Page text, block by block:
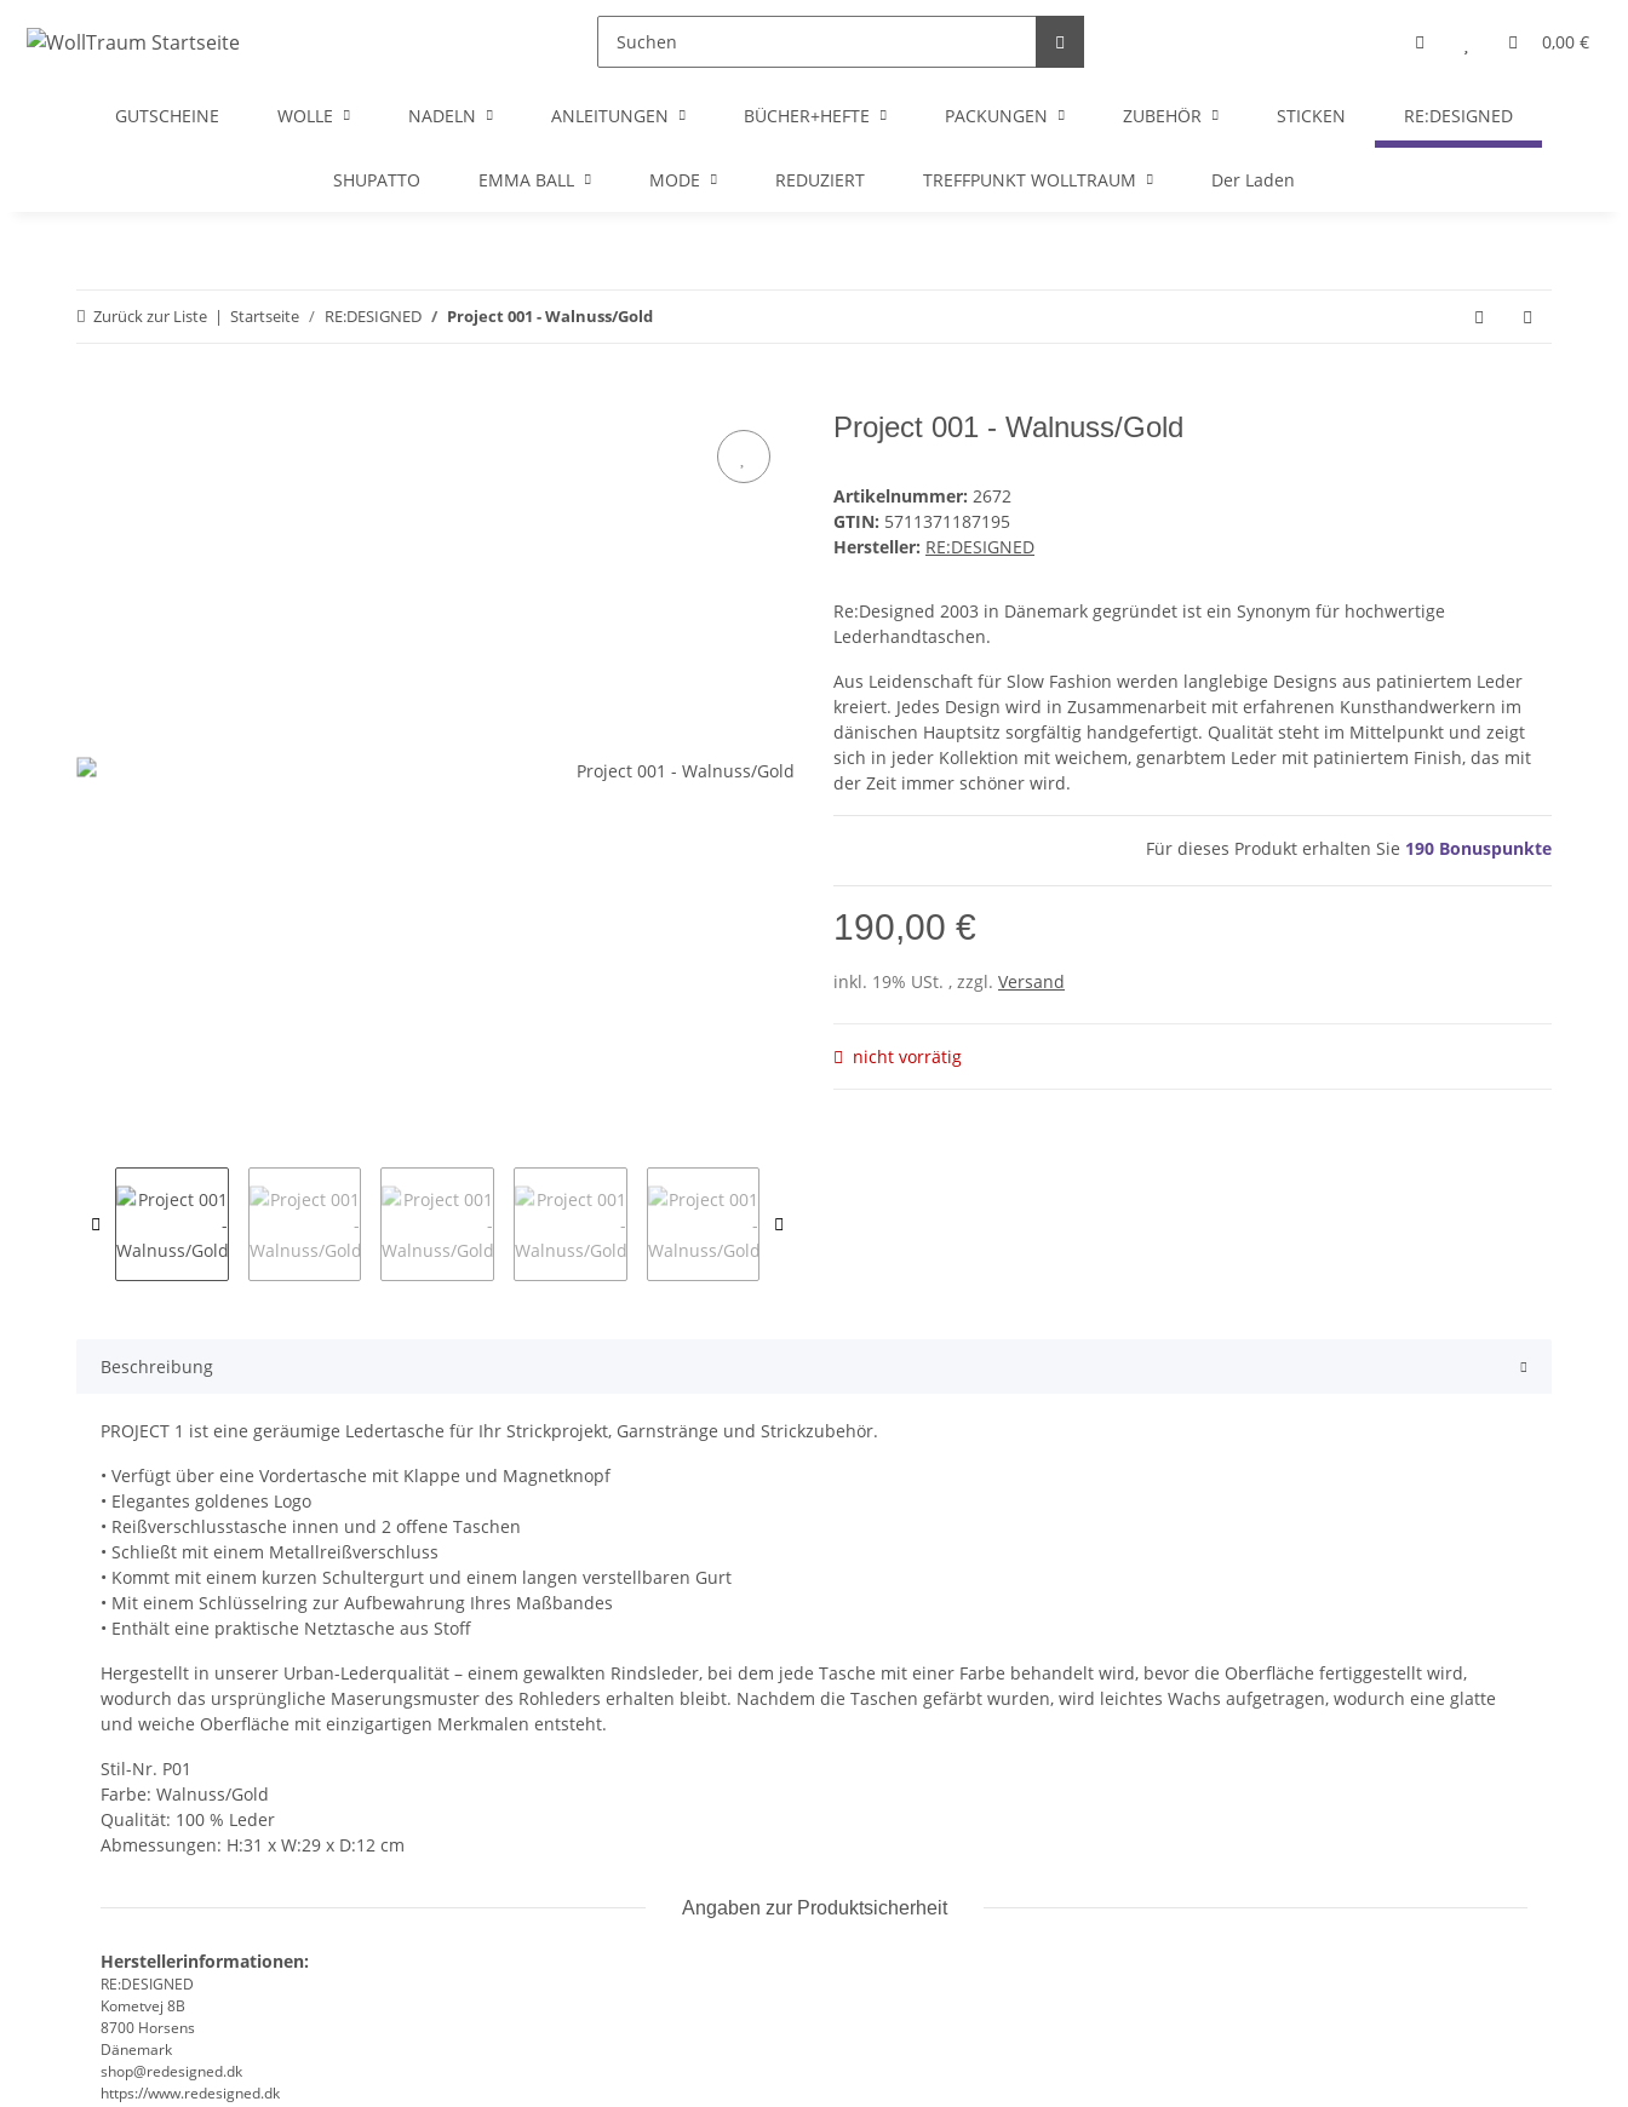
0,00 €
GUTSCHEINE WOLLE NADELN ANLEITUNGEN BÜCHER+HEFTE PACKUNGEN ZUBEHÖR STICKEN RE:DESIGNED
SHUPATTO EMMA BALL MODE REDUZIERT TREFFPUNKT WOLLTRAUM Der Laden
Zurück zur Liste Startseite RE:DESIGNED Project 001 - Walnuss/Gold
Project 001 - Walnuss/Gold
Artikelnummer: 2672
GTIN: 5711371187195
Hersteller: RE:DESIGNED
Re:Designed 2003 in Dänemark gegründet ist ein Synonym für hochwertige
Lederhandtaschen.
Aus Leidenschaft für Slow Fashion werden langlebige Designs aus patiniertem Leder
kreiert. Jedes Design wird in Zusammenarbeit mit erfahrenen Kunsthandwerkern im
dänischen Hauptsitz sorgfältig handgefertigt. Qualität steht im Mittelpunkt und zeigt
sich in jeder Kollektion mit weichem, genarbtem Leder mit patiniertem Finish, das mit
der Zeit immer schöner wird.
Für dieses Produkt erhalten Sie 190 Bonuspunkte
190,00 €
inkl. 19% USt. , zzgl. Versand
nicht vorrätig
Beschreibung
PROJECT 1 ist eine geräumige Ledertasche für Ihr Strickprojekt, Garnstränge und Strickzubehör.
• Verfügt über eine Vordertasche mit Klappe und Magnetknopf
• Elegantes goldenes Logo
• Reißverschlusstasche innen und 2 offene Taschen
• Schließt mit einem Metallreißverschluss
• Kommt mit einem kurzen Schultergurt und einem langen verstellbaren Gurt
• Mit einem Schlüsselring zur Aufbewahrung Ihres Maßbandes
• Enthält eine praktische Netztasche aus Stoff
Hergestellt in unserer Urban-Lederqualität – einem gewalkten Rindsleder, bei dem jede Tasche mit einer Farbe behandelt wird, bevor die Oberfläche fertiggestellt wird,
wodurch das ursprüngliche Maserungsmuster des Rohleders erhalten bleibt. Nachdem die Taschen gefärbt wurden, wird leichtes Wachs aufgetragen, wodurch eine glatte
und weiche Oberfläche mit einzigartigen Merkmalen entsteht.
Stil-Nr. P01
Farbe: Walnuss/Gold
Qualität: 100 % Leder
Abmessungen: H:31 x W:29 x D:12 cm
Angaben zur Produktsicherheit
Herstellerinformationen:
RE:DESIGNED
Kometvej 8B
8700 Horsens
Dänemark
shop@redesigned.dk
https://www.redesigned.dk